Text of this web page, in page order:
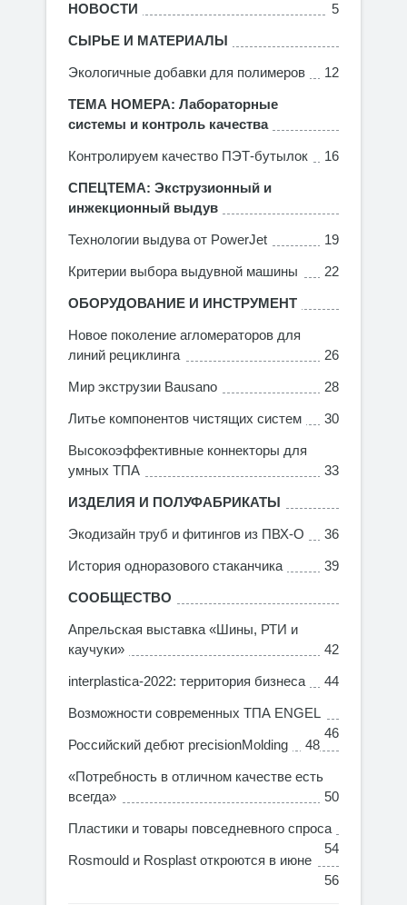
НОВОСТИ 5
СЫРЬЕ И МАТЕРИАЛЫ
Экологичные добавки для полимеров 12
ТЕМА НОМЕРА: Лабораторные
системы и контроль качества
Контролируем качество ПЭТ-бутылок 16
СПЕЦТЕМА: Экструзионный и
инжекционный выдув
Технологии выдува от PowerJet 19
Критерии выбора выдувной машины 22
ОБОРУДОВАНИЕ И ИНСТРУМЕНТ
Новое поколение агломераторов для
линий рециклинга
26
Мир экструзии Bausano 28
Литье компонентов чистящих систем 30
Высокоэффективные коннекторы для
умных ТПА
33
ИЗДЕЛИЯ И ПОЛУФАБРИКАТЫ
Экодизайн труб и фитингов из ПВХ-О 36
История одноразового стаканчика 39
СООБЩЕСТВО
Апрельская выставка «Шины, РТИ и
каучуки»
42
interplastica-2022: территория бизнеса 44
Возможности современных ТПА ENGEL
46
Российский дебют precisionMolding 48
«Потребность в отличном качестве есть
всегда»
50
Пластики и товары повседневного спроса
54
Rosmould и Rosplast откроются в июне
56